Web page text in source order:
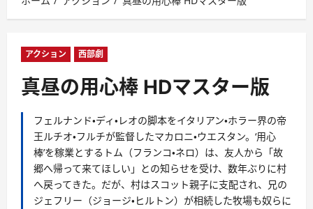
メ
ニ
ー
アクション 西部劇
真昼の用心棒 HDマスター版
フェルナンド・ディ・レオの脚本をイタリアン・ホラー界の帝
王ルチオ・フルチが監督したマカロニ・ウエスタン。‘用心
棒’を稼業とするトム（フランコ・ネロ）は、友人から「故
郷へ帰って来てほしい」との知らせを受け、数年ぶりに村
へ戻ってきた。だが、村はスコット親子に支配され、兄の
ジェフリー（ジョージ・ヒルトン）が相続した牧場も奴らに